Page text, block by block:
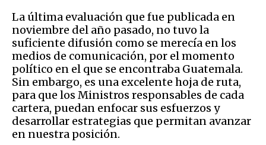
La última evaluación que fue publicada en
noviembre del año pasado, no tuvo la
suficiente difusión como se merecía en los
medios de comunicación, por el momento
político en el que se encontraba Guatemala.
Sin embargo, es una excelente hoja de ruta,
para que los Ministros responsables de cada
cartera, puedan enfocar sus esfuerzos y
desarrollar estrategias que permitan avanzar
en nuestra posición.